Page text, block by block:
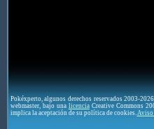
Pokéxperto, algunos derechos reservados 2003-
webmaster, bajo una licenciaCreative Commons
implica la aceptación de su política de cookies. Aviso